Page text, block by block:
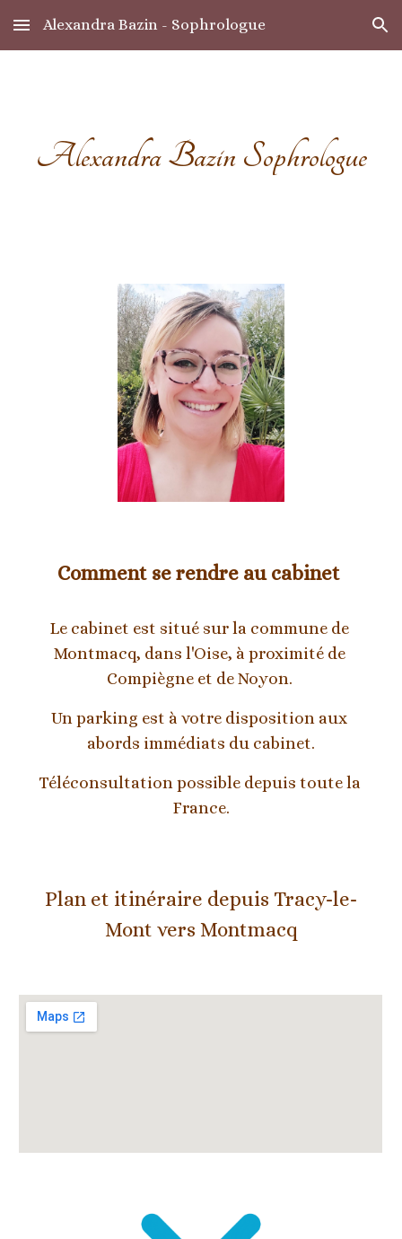
Skip to main content Skip to navigation
Alexandra Bazin - Sophrologue
Alexandra Bazin Sophrologue
Comment se rendre au cabinet
Le cabinet est situé sur la commune de
Montmacq, dans l'Oise, à proximité de
Compiègne et de Noyon.
Un parking est à votre disposition aux
abords immédiats du cabinet.
Téléconsultation possible depuis toute la
France.
Plan et itinéraire depuis Tracy-le-
Mont vers Montmacq